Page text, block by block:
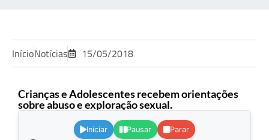
InícioNotícias 15/05/2018
Crianças e Adolescentes recebem orientações
sobre abuso e exploração sexual.
Iniciar Pausar Parar